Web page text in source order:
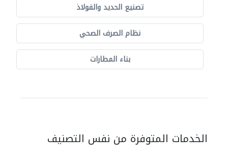
تصنيع الحديد والفولاذ
نظام الصرف الصحي
بناء المطارات
الخدمات المتوفرة من نفس التصنيف